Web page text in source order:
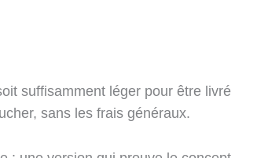
suffisamment léger pour être livré
sans les frais généraux.